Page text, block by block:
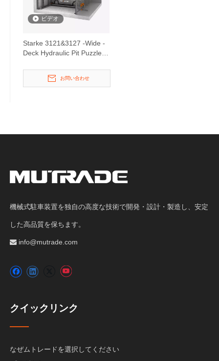
ビデオ
Starke 3121&3127 -Wide -
Deck Hydraulic Pit Puzzle
お問い合わせ
機械式駐車装置を独自の高度な技術で開発・設計・製造し、安定
した高品質を保ちます。
 info@mutrade.com
クイックリンク
なぜムトレードを選択してください